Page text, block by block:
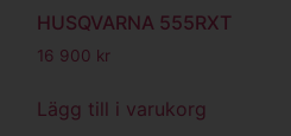
HUSQVARNA 555RXT
16 900 kr
Lägg till i varukorg